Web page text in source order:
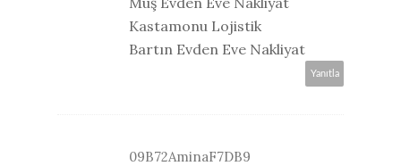
Kastamonu Lojistik
Bartın Evden Eve Nakliyat
Yanıtla
09B72AminaF7DB9